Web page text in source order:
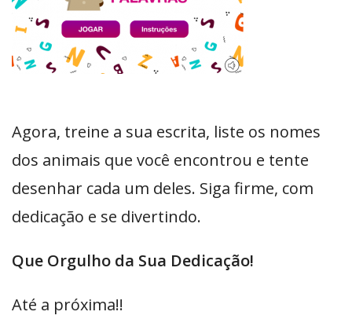
Agora, treine a sua escrita, liste os nomes
dos animais que você encontrou e tente
desenhar cada um deles. Siga firme, com
dedicação e se divertindo.
Que Orgulho da Sua Dedicação!
Até a próxima!!